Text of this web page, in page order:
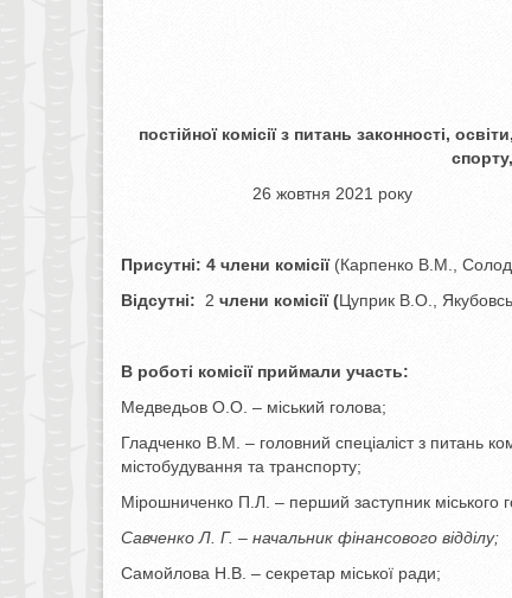
постійної комісії з питань законності,
спорту,
26 жовтня
Присутні: 4 члени комісії(Карпенко В.М.,
Відсутні: 2 члени комісії (Цуприк В.О.,
В роботі комісії приймали участь:
Медведьов О.О. – міський голова;
Гладченко В.М. – головний спеціаліст з питань
містобудування та транспорту;
Мірошниченко П.Л. – перший заступник міського
Савченко Л. Г. – начальник фінансового відділу;
Самойлова Н.В. – секретар міської ради;